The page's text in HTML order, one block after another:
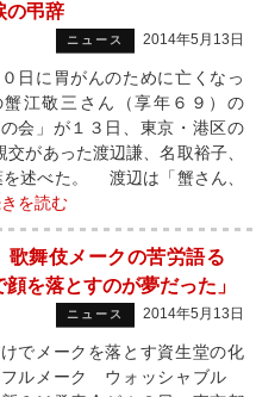
の弔辞
ニュース 2014年5月13日
日に胃がんのために亡くなっ
蟹江敬三さん（享年６９）の
の会」が１３日、東京・港区の
があった渡辺謙、名取裕子、
述べた。 渡辺は「蟹さん、
を読む
歌舞伎メークの苦労語る
顔を落とすのが夢だった」
ニュース 2014年5月13日
でメークを落とす資生堂の化
フルメーク ウォッシャブル